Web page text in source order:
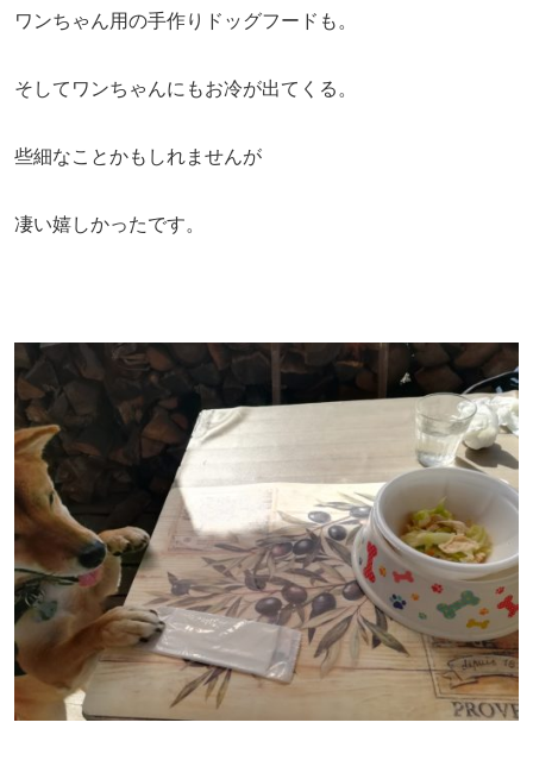
ワンちゃん用の手作りドッグフードも。
そしてワンちゃんにもお冷が出てくる。
些細なことかもしれませんが
凄い嬉しかったです。